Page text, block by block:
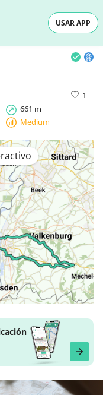
USAR APP
1
661 m
Medium